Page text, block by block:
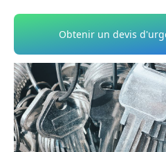
Obtenir un devis